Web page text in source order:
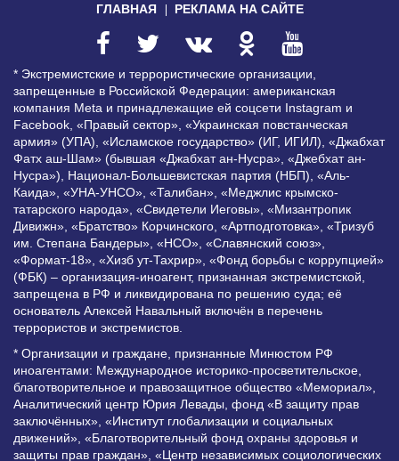
ГЛАВНАЯ РЕКЛАМА НА САЙТЕ
* Экстремистские и террористические организации,
запрещенные в Российской Федерации: американская
компания Meta и принадлежащие ей соцсети Instagram и
Facebook, «Правый сектор», «Украинская повстанческая
армия» (УПА), «Исламское государство» (ИГ, ИГИЛ), «Джабхат
Фатх аш-Шам» (бывшая «Джабхат ан-Нусра», «Джебхат ан-
Нусра»), Национал-Большевистская партия (НБП), «Аль-
Каида», «УНА-УНСО», «Талибан», «Меджлис крымско-
татарского народа», «Свидетели Иеговы», «Мизантропик
Дивижн», «Братство» Корчинского, «Артподготовка», «Тризуб
им. Степана Бандеры», «НСО», «Славянский союз»,
«Формат-18», «Хизб ут-Тахрир», «Фонд борьбы с коррупцией»
(ФБК) – организация-иноагент, признанная экстремистской,
запрещена в РФ и ликвидирована по решению суда; её
основатель Алексей Навальный включён в перечень
террористов и экстремистов.
* Организации и граждане, признанные Минюстом РФ
иноагентами: Международное историко-просветительское,
благотворительное и правозащитное общество «Мемориал»,
Аналитический центр Юрия Левады, фонд «В защиту прав
заключённых», «Институт глобализации и социальных
движений», «Благотворительный фонд охраны здоровья и
защиты прав граждан», «Центр независимых социологических